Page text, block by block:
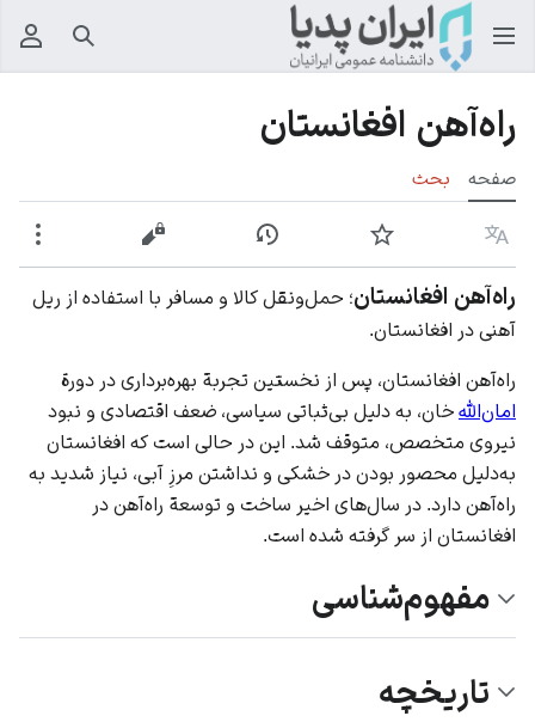
جستجو
راه‌آهن افغانستان
صفحه بحث
زبان پیگیری نمایش تاریخچهنمایش مبدأ
راه‌آهن افغانستان؛ حمل‌ونقل کالا و مسافر با استفاده از ریل
آهنی در افغانستان.
راه‌آهن افغانستان، پس از نخستین تجربة بهره‌برداری در دورة
امان‌الله خان، به دلیل بی‌ثباتی سیاسی، ضعف اقتصادی و نبود
نیروی متخصص، متوقف شد. این در حالی است که افغانستان
به‌دلیل محصور بودن در خشکی و نداشتن مرزِ آبی، نیاز شدید به
راه‌آهن دارد. در سال‌های اخیر ساخت و توسعة راه‌آهن در
افغانستان از سر گرفته شده است.
مفهوم‌شناسی
تاریخچه